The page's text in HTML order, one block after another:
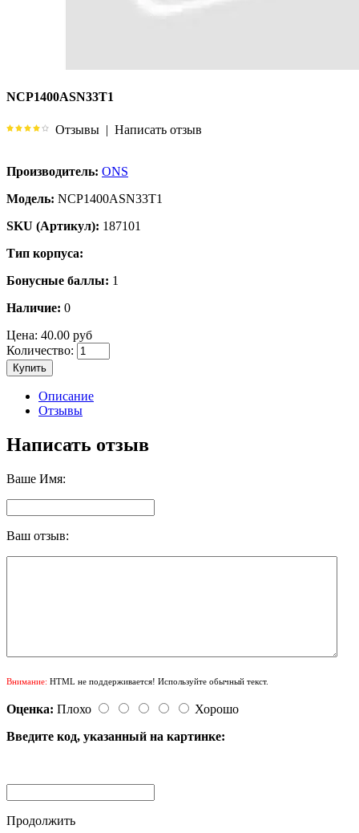
NCP1400ASN33T1
Отзывы | Написать отзыв
Производитель: ONS
Модель: NCP1400ASN33T1
SKU (Артикул): 187101
Тип корпуса:
Бонусные баллы: 1
Наличие: 0
Цена: 40.00 руб
Количество:
Купить
Описание
Отзывы
Написать отзыв
Ваше Имя:
Ваш отзыв:
Внимание: HTML не поддерживается! Используйте обычный текст.
Оценка: Плохо
Хорошо
Введите код, указанный на картинке:
Продолжить